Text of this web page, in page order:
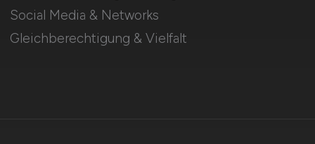
Social Media & Networks
Gleichberechtigung & Vielfalt